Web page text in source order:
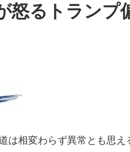
怒るトランプ
は相変わらず異常とも思